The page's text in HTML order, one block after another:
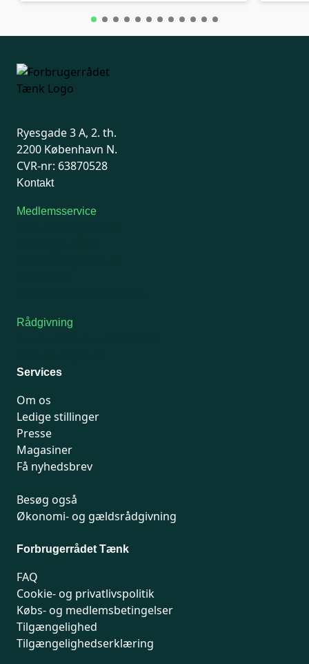
Ryesgade 3 A, 2. th.
2200 København N.
CVR-nr: 63870528
Kontakt
Medlemsservice
Rådgivning
Services
Om os
Ledige stillinger
Presse
Magasiner
Få nyhedsbrev
Besøg også
Økonomi- og gældsrådgivning
Forbrugerrådet Tænk
FAQ
Cookie- og privatlivspolitik
Købs- og medlemsbetingelser
Tilgængelighed
Tilgængelighedserklæring